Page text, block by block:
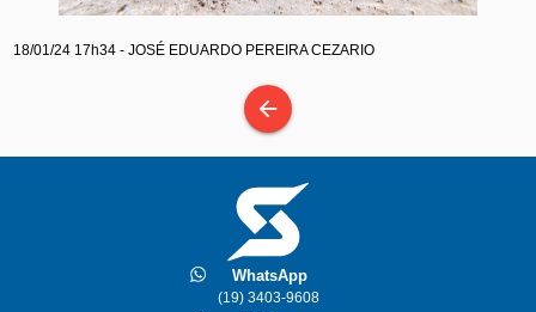
18/01/24 17h34 - JOSÉ EDUARDO PEREIRA CEZARIO
arrow_back
WhatsApp
(19) 3403-9608